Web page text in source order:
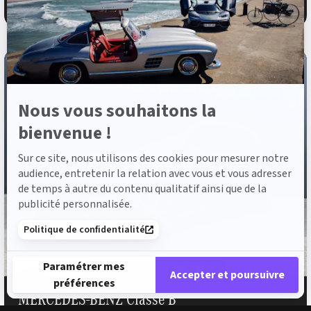
Axeptio
Nous vous souhaitons la
bienvenue !
Sur ce site, nous utilisons des cookies pour mesurer notre
audience, entretenir la relation avec vous et vous adresser
de temps à autre du contenu qualitatif ainsi que de la
publicité personnalisée.
Politique de confidentialité
Paramétrer mes
préférences
Accepter et poursuivre
Axeptio consent
Plateforme de Gestion du Consentement : Personnalisez vos
ou à partir de976 €/mois garantie mécanique incluse
MERCEDES-BENZ Classe B